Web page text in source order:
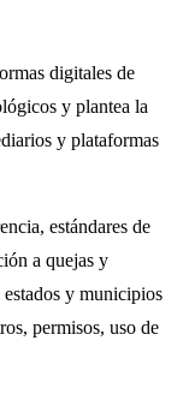
digitales de
y plantea la
y plataformas
estándares de
a quejas y
y municipios
permisos, uso de